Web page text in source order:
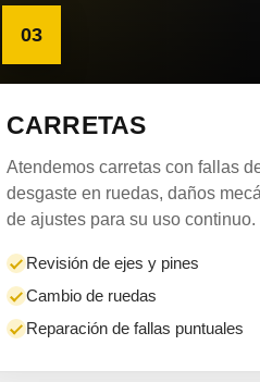
03
CARRETAS
Atendemos carretas con fallas
desgaste en ruedas, daños
de ajustes para su uso continuo.
Revisión de ejes y pines
Cambio de ruedas
Reparación de fallas puntuales